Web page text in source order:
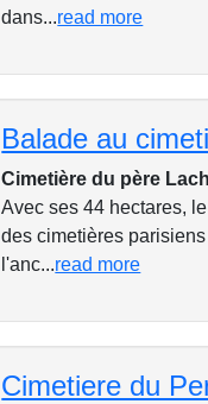
dans...read more
Cimetière du père
Avec ses 44 hectares,
des cimetières
l'anc...read more
Cimetiere du